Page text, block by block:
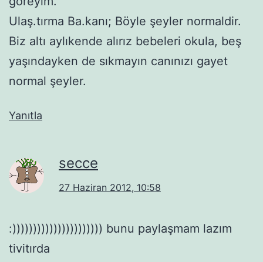
Ulaş.tırma Ba.kanı; Böyle şeyler normaldir.
Biz altı aylıkende alırız bebeleri okula, beş
yaşındayken de sıkmayın canınızı gayet
normal şeyler.
Yanıtla
secce
27 Haziran 2012, 10:58
:)))))))))))))))))))))) bunu paylaşmam lazım
tivitırda